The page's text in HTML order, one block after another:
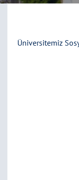
Üniversitemiz